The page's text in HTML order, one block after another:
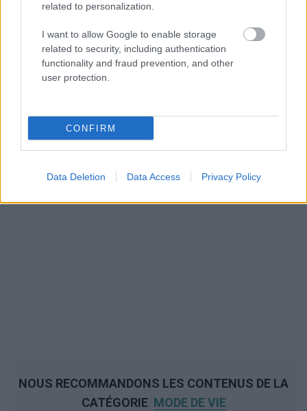
related to personalization.
I want to allow Google to enable storage
related to security, including authentication
functionality and fraud prevention, and other
user protection.
CONFIRM
Data Deletion Data Access Privacy Policy
NOUS RECOMMANDONS LES CONTENUS DE LA
CATÉGORIE MODE DE VIE